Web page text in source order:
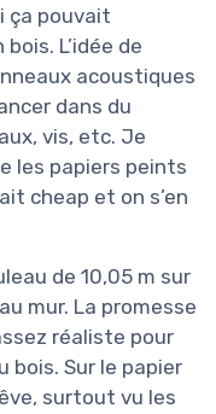
ça pouvait
L’idée de
acoustiques
dans du
vis, etc. Je
les papiers peints
cheap et on s’en
de 10,05 m sur
mur. La promesse
réaliste pour
bois. Sur le papier
surtout vu les